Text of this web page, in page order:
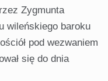
Zygmunta
wileńskiego baroku
pod wezwaniem
się do dnia